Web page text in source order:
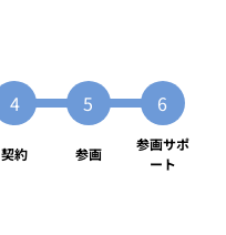
契約 参画
参画サポ
ート